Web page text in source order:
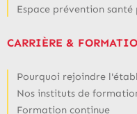
Espace prévention santé
CARRIÈRE &
Pourquoi rejoindre
Nos instituts de
Formation continue